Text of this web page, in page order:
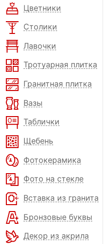
Цветники
Столики
Лавочки
Тротуарная плитка
Гранитная плитка
Вазы
Таблички
Щебень
Фотокерамика
Фото на стекле
Вставка из гранита
Бронзовые буквы
Декор из акрила